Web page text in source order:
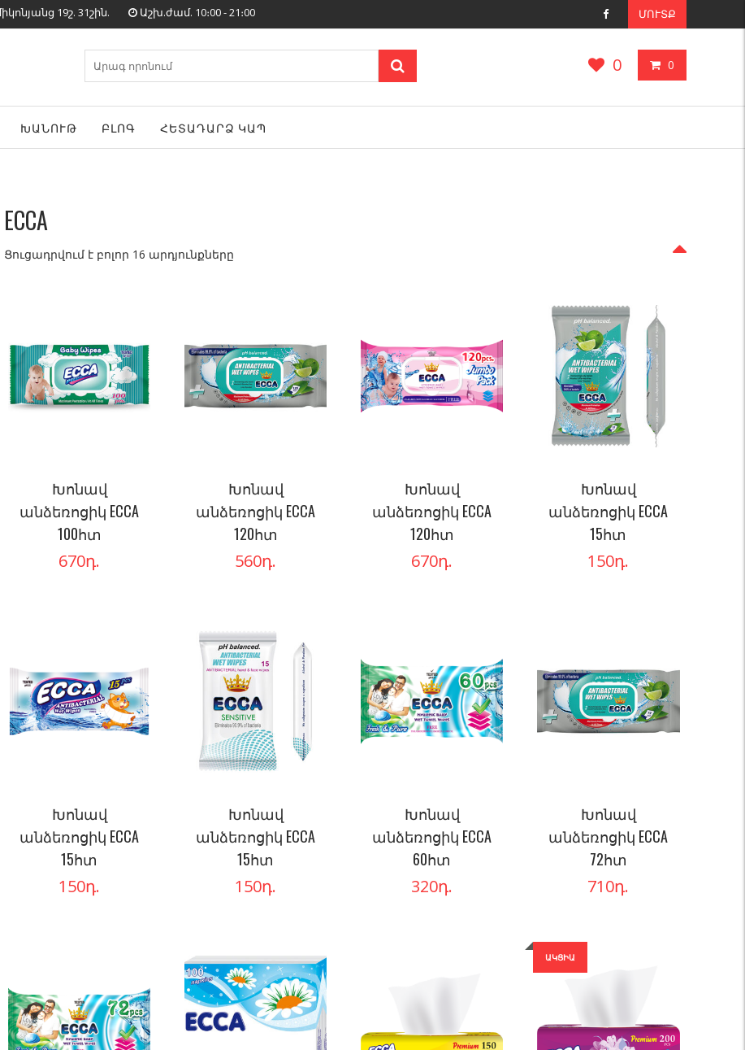
19շ. 31շին. Աշխ.ժամ. 10։00 - 21։00 ՄՈՒՏՔ
0 0
Search
ԽԱՆՈՒԹ ԲԼՈԳ ՀԵՏԱԴԱՐՁ ԿԱՊ
ECCA
Ցուցադրվում է բոլոր 16 արդյունքները
Խոնավ
անձեռոցիկ ECCA
100հտ
670դ.
Խոնավ
անձեռոցիկ ECCA
120հտ
560դ.
Խոնավ
անձեռոցիկ ECCA
120հտ
670դ.
Խոնավ
անձեռոցիկ ECCA
15հտ
150դ.
Խոնավ
անձեռոցիկ ECCA
15հտ
150դ.
Խոնավ
անձեռոցիկ ECCA
15հտ
150դ.
Խոնավ
անձեռոցիկ ECCA
60հտ
320դ.
Խոնավ
անձեռոցիկ ECCA
72հտ
710դ.
ԱԿՑԻԱ